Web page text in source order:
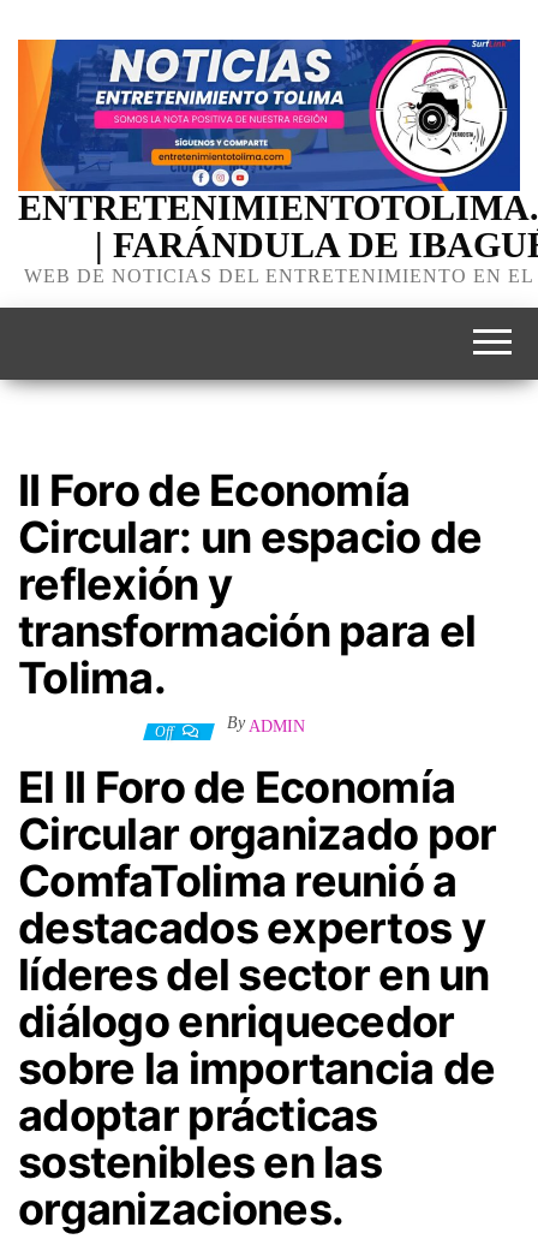
| FARÁNDULA DE
WEB DE NOTICIAS DEL ENTRETENIMIENTO EN
II Foro de Economía
Circular: un espacio de
reflexión y
transformación para el
Tolima.
Off By ADMIN
El II Foro de Economía
Circular organizado por
ComfaTolima reunió a
destacados expertos y
líderes del sector en un
diálogo enriquecedor
sobre la importancia de
adoptar prácticas
sostenibles en las
organizaciones.